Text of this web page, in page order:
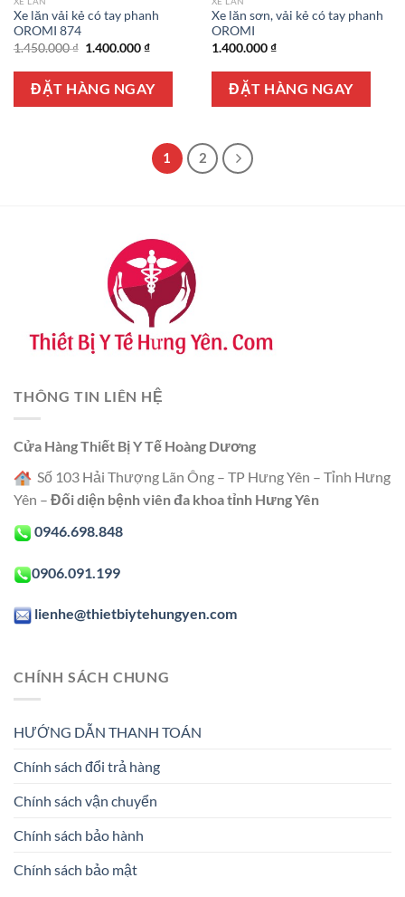
Xe lăn vải kẻ có tay phanh
OROMI 874
1.450.000₫ Giá
là:
1.450.000 ₫.
1.400.000₫Giá
tại
là:
1.400.000 ₫.
ĐẶT HÀNG NGAY
Xe lăn sơn, vải kẻ có tay phanh
OROMI
1.400.000₫
ĐẶT HÀNG NGAY
1 2
THÔNG TIN LIÊN HỆ
Cửa Hàng Thiết Bị Y Tế Hoàng Dương
Số 103 Hải Thượng Lãn Ông – TP Hưng Yên – Tỉnh Hưng
Yên – Đối diện bệnh viên đa khoa tỉnh Hưng Yên
0946.698.848
0906.091.199
lienhe@thietbiytehungyen.com
CHÍNH SÁCH CHUNG
HƯỚNG DẪN THANH TOÁN
Chính sách đổi trả hàng
Chính sách vận chuyển
Chính sách bảo hành
Chính sách bảo mật